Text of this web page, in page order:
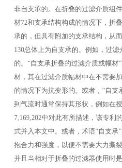
非自支承的。在折叠的过滤介质组
材72和支承结构构成的情况下，折
承的，但具有附加的支承结构，从
130总体上为自支承的。例如，过滤
的。“自支承折叠的过滤介质或幅材
材，其在过滤介质幅材中在不需要
的情况下为抗变形的。或者，“自支
到气流时通常保持其形状，例如在
7,169,202中对此有所描述，该专利
式并入本文中。或者，术语“自支承
抱合力和强度，以便不需要大力撕
并且当相对于折叠的过滤器使用时